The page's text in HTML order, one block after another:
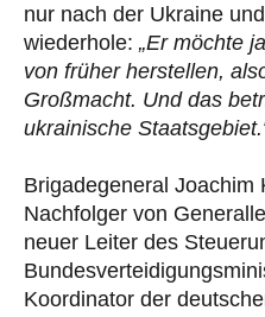
nur nach der Ukraine
wiederhole: „Er möchte
von früher herstellen,
Großmacht. Und das
ukrainische
Brigadegeneral Joachim
Nachfolger von
neuer Leiter des
Koordinator der